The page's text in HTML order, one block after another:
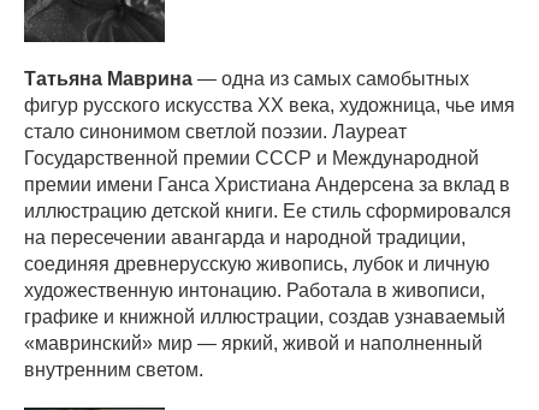
Татьяна Маврина — одна из самых самобытных
фигур русского искусства XX века, художница, чье имя
стало синонимом светлой поэзии. Лауреат
Государственной премии СССР и Международной
премии имени Ганса Христиана Андерсена за вклад в
иллюстрацию детской книги. Ее стиль сформировался
на пересечении авангарда и народной традиции,
соединяя древнерусскую живопись, лубок и личную
художественную интонацию. Работала в живописи,
графике и книжной иллюстрации, создав узнаваемый
«мавринский» мир — яркий, живой и наполненный
внутренним светом.